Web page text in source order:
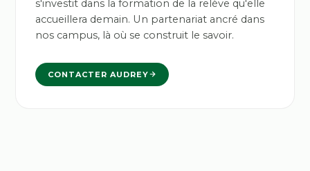
s'investit dans la formation de la relève qu'elle
accueillera demain. Un partenariat ancré dans
nos campus, là où se construit le savoir.
CONTACTER AUDREY